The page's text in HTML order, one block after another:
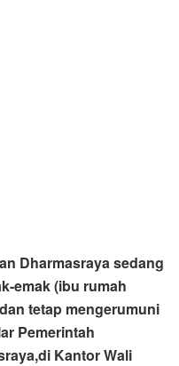
Dharmasraya sedang
emak (ibu rumah
tetap mengerumuni
Pemerintah
Kantor Wali